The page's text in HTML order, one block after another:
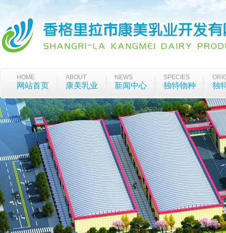
HOME
网站首页
ABOUT
康美乳业
NEWS
新闻中心
SPECIES
独特物种 独